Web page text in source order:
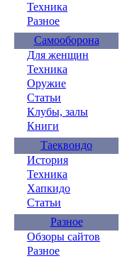
Техника
Разное
Самооборона
Для женщин
Техника
Оружие
Статьи
Клубы, залы
Книги
Таеквондо
История
Техника
Хапкидо
Статьи
Разное
Обзоры сайтов
Разное